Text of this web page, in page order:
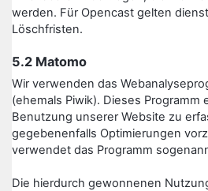
werden. Für Opencast gelten
Löschfristen.
5.2 Matomo
Wir verwenden das
(ehemals Piwik). Dieses Programm
Benutzung unserer Website zu
gegebenenfalls Optimierungen
verwendet das Programm
Die hierdurch gewonnenen